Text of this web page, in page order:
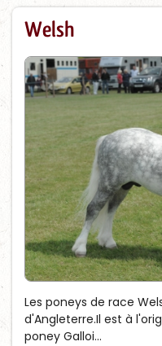
Welsh
Les poneys de race
d'Angleterre.Il est à
poney Galloi...